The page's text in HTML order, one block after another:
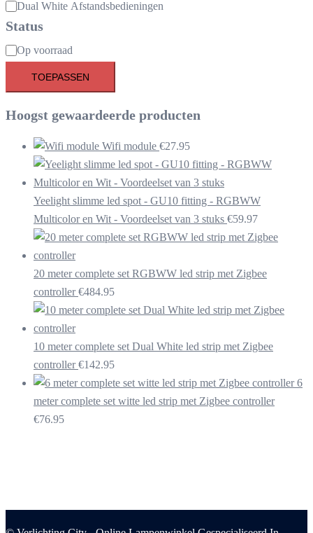
Dual White Afstandsbedieningen
Status
Beschikbaarheid
Op voorraad
TOEPASSEN
Hoogst gewaardeerde producten
Wifi module €27.95
Yeelight slimme led spot - GU10 fitting - RGBWW
Multicolor en Wit - Voordeelset van 3 stuks €59.97
20 meter complete set RGBWW led strip met Zigbee
controller €484.95
10 meter complete set Dual White led strip met Zigbee
controller €142.95
6
meter complete set witte led strip met Zigbee controller
€76.95